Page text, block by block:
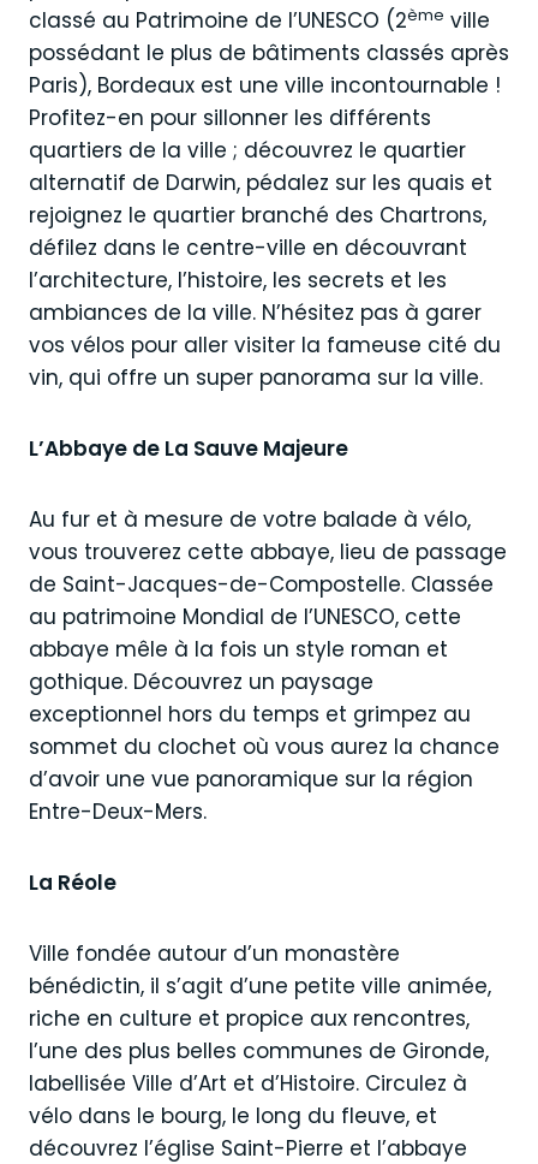
classé au Patrimoine de l’UNESCO (2ème ville
possédant le plus de bâtiments classés après
Paris), Bordeaux est une ville incontournable !
Profitez-en pour sillonner les différents
quartiers de la ville ; découvrez le quartier
alternatif de Darwin, pédalez sur les quais et
rejoignez le quartier branché des Chartrons,
défilez dans le centre-ville en découvrant
l’architecture, l’histoire, les secrets et les
ambiances de la ville. N’hésitez pas à garer
vos vélos pour aller visiter la fameuse cité du
vin, qui offre un super panorama sur la ville.
L’Abbaye de La Sauve Majeure
Au fur et à mesure de votre balade à vélo,
vous trouverez cette abbaye, lieu de passage
de Saint-Jacques-de-Compostelle. Classée
au patrimoine Mondial de l’UNESCO, cette
abbaye mêle à la fois un style roman et
gothique. Découvrez un paysage
exceptionnel hors du temps et grimpez au
sommet du clochet où vous aurez la chance
d’avoir une vue panoramique sur la région
Entre-Deux-Mers.
La Réole
Ville fondée autour d’un monastère
bénédictin, il s’agit d’une petite ville animée,
riche en culture et propice aux rencontres,
l’une des plus belles communes de Gironde,
labellisée Ville d’Art et d’Histoire. Circulez à
vélo dans le bourg, le long du fleuve, et
découvrez l’église Saint-Pierre et l’abbaye